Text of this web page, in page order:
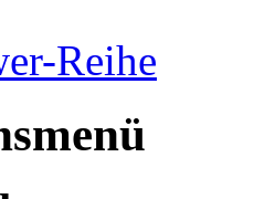
Reihe